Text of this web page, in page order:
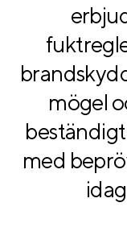
mögel
med